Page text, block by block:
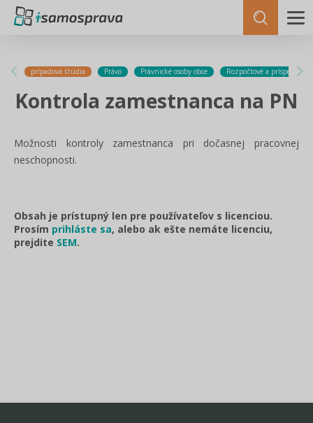
prípadová štúdia Právo Právnické osoby obce Rozpočtové a príspevkové
Kontrola zamestnanca na PN
Možnosti kontroly zamestnanca pri dočasnej pracovnej
neschopnosti.
Obsah je prístupný len pre používateľov s licenciou.
Prosím prihláste sa, alebo ak ešte nemáte licenciu,
prejdite SEM.